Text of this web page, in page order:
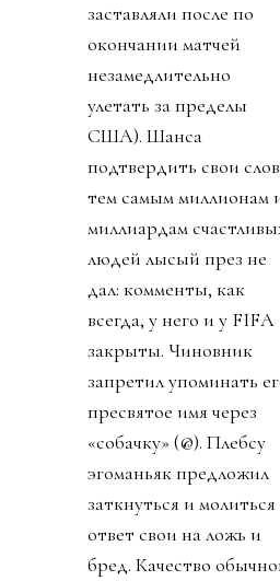
прекрасным был
турнир. Как не было
насилия, издевательств
ментов, как фифа нации
помирила (возможно,
Иран и США) и как
старались
правительства, чтобы
все были рады и
счастливы (см.
«Газлайтинг»). Даже
сборная Иран получила
и визы, и доброе
отношение (напомню,
специалистам Ирана и
других сборных
отказали во въезде, а
футболистов Ирана
заставляли после по